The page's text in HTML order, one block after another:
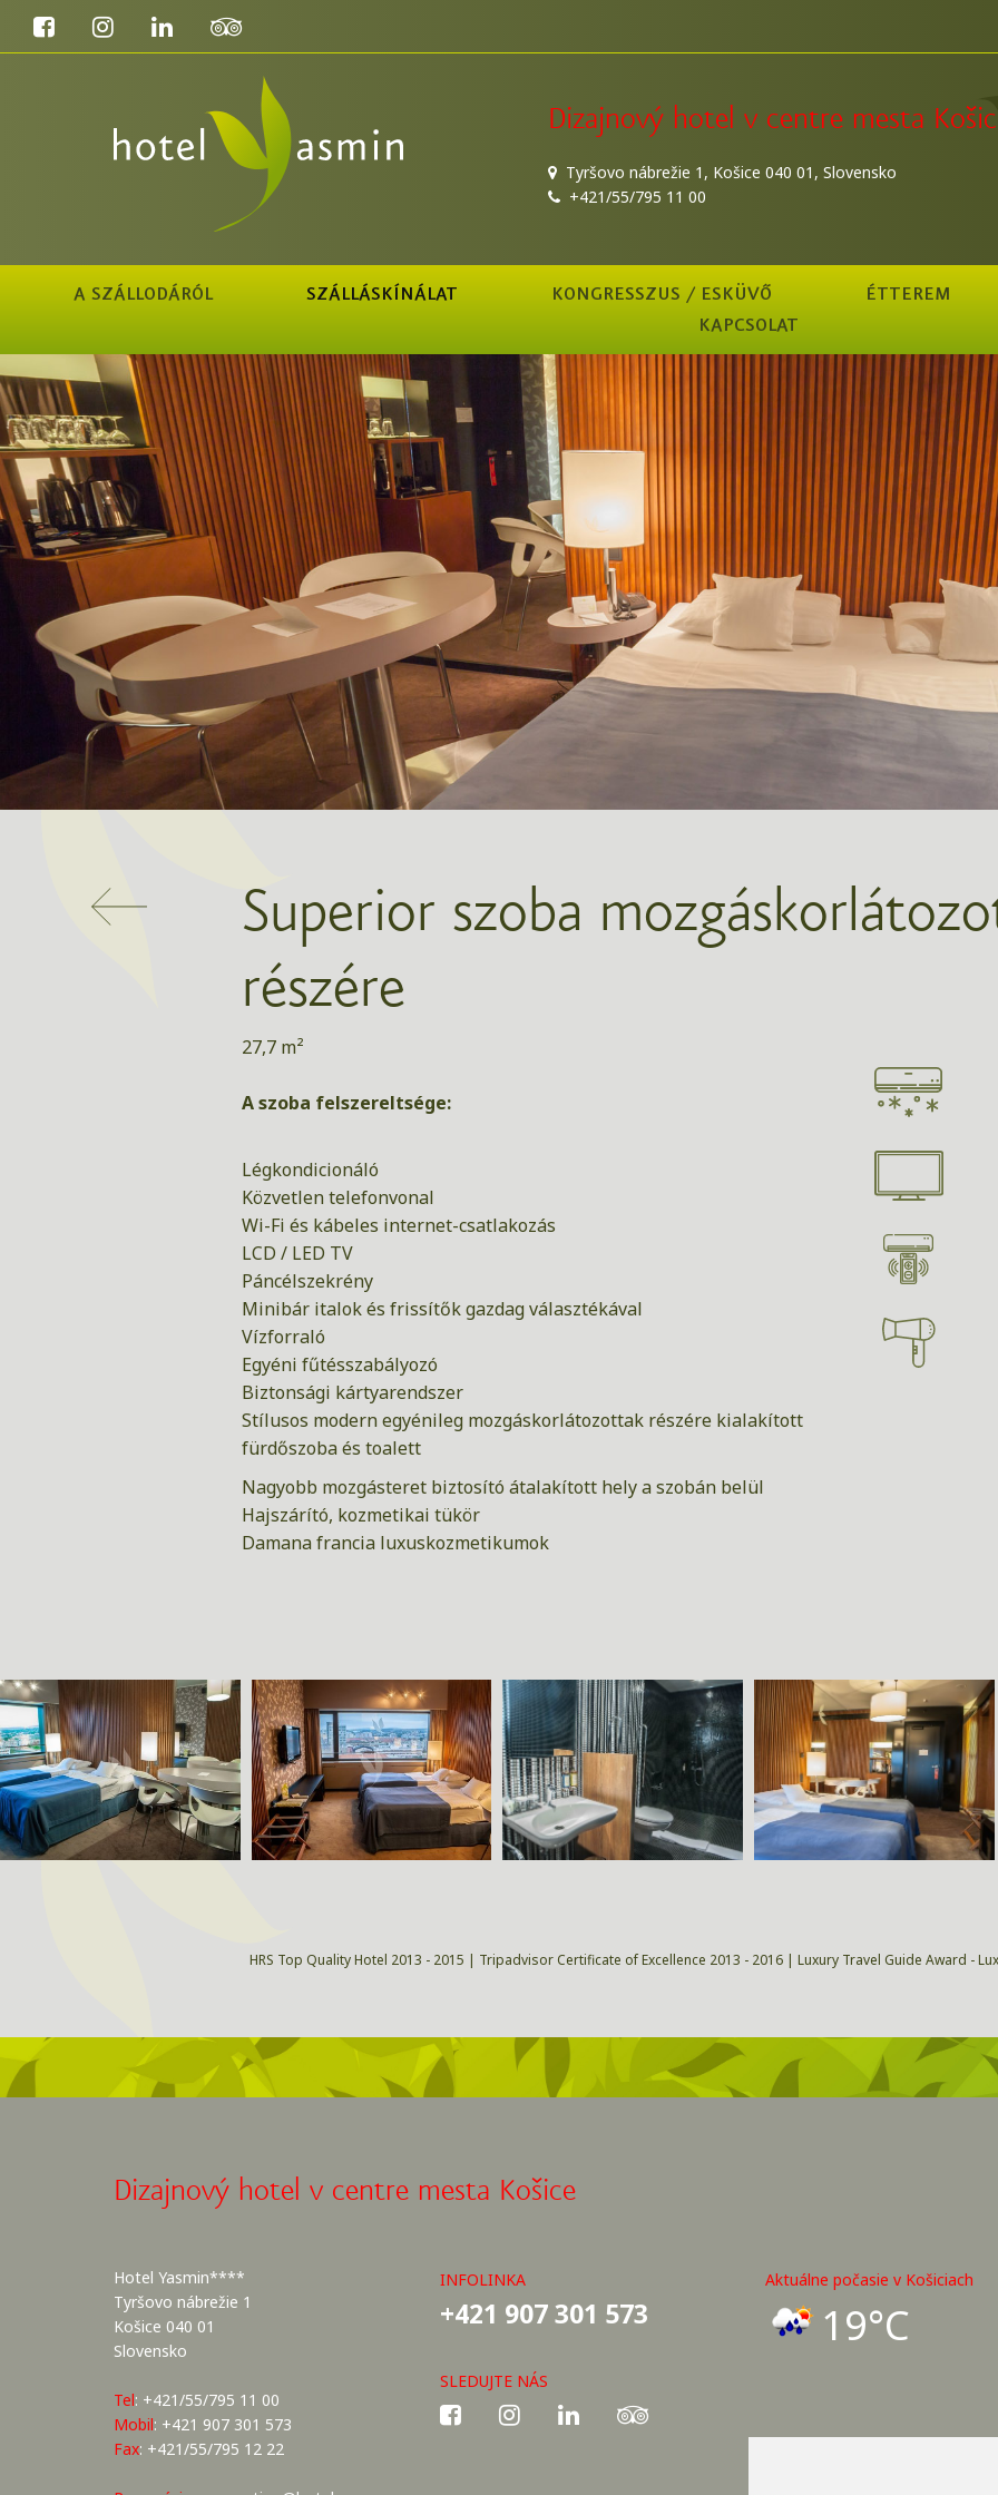
Dizajnový hotel v centre mesta
Tyršovo nábrežie 1, Košice 040 01, Slovensko
+421/55/795 11 00
A SZÁLLODÁRÓL SZÁLLÁSKÍNÁLAT KONGRESSZUS / ESKÜVŐ
ÉTTEREM
KAPCSOLAT
Superior szoba
részére
27,7 m²
A szoba felszereltsége:
Légkondicionáló
Közvetlen telefonvonal
Wi-Fi és kábeles internet-csatlakozás
LCD / LED TV
Páncélszekrény
Minibár italok és frissítők gazdag választékával
Vízforraló
Egyéni fűtésszabályozó
Biztonsági kártyarendszer
Stílusos modern egyénileg mozgáskorlátozottak részére kialakított
fürdőszoba és toalett
Nagyobb mozgásteret biztosító átalakított hely a szobán belül
Hajszárító, kozmetikai tükör
Damana francia luxuskozmetikumok
HRS Top Quality Hotel 2013 - 2015 | Tripadvisor Certificate of Excellence 2013 - 2016 | Luxury Travel Guide Award -
Dizajnový hotel v centre mesta Košice
Hotel Yasmin****
Tyršovo nábrežie 1
Košice 040 01
Slovensko
Tel: +421/55/795 11 00
Mobil: +421 907 301 573
Fax: +421/55/795 12 22
INFOLINKA
+421 907 301 573
SLEDUJTE NÁS
Aktuálne počasie v Košiciach
19°C